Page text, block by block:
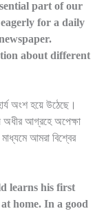
part of our
for a daily
about different
অংশ হয়ে উঠেছে।
অধীর আগ্রহে অপেক্ষা
আমরা বিশ্বের
learns his first
home. In a good